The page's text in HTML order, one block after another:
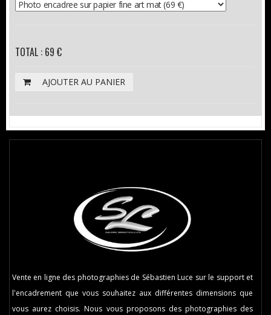
TOTAL : 69 €
AJOUTER AU PANIER
Vente en ligne des photographies de Sébastien Luce sur le support et
l'encadrement que vous souhaitez aux différentes dimensions que
vous aurez choisis. Nous vous proposons des photographies des